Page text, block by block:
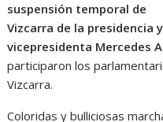
suspensión temporal de
Vizcarra de la presidencia
vicepresidenta Mercedes
participaron los
Vizcarra.
Coloridas y bulliciosas